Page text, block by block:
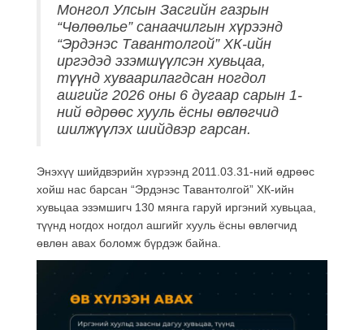
Монгол Улсын Засгийн газрын
“Чөлөөлье” санаачилгын хүрээнд
“Эрдэнэс Тавантолгой” ХК-ийн
иргэдэд эзэмшүүлсэн хувьцаа,
түүнд хуваарилагдсан ногдол
ашгийг 2026 оны 6 дугаар сарын 1-
ний өдрөөс хууль ёсны өвлөгчид
шилжүүлэх шийдвэр гарсан.
Энэхүү шийдвэрийн хүрээнд 2011.03.31-ний өдрөөс
хойш нас барсан “Эрдэнэс Тавантолгой” ХК-ийн
хувьцаа эзэмшигч 130 мянга гаруй иргэний хувьцаа,
түүнд ногдох ногдол ашгийг хууль ёсны өвлөгчид
өвлөн авах боломж бүрдэж байна.